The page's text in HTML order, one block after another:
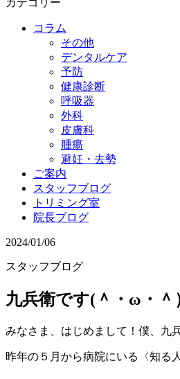
コラム
その他
デンタルケア
予防
健康診断
呼吸器
外科
皮膚科
腫瘍
避妊・去勢
ご案内
スタッフブログ
トリミング室
院長ブログ
2024/01/06
スタッフブログ
九兵衛です(＾・ω・＾
みなさま、はじめまして！僕、九
昨年の５月から病院にいる〈知る